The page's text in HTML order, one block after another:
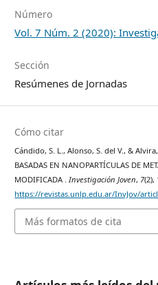
Número
Vol. 7 Núm. 2 (2020):
Sección
Resúmenes de Jornadas
Cómo citar
Cándido, S. L., Alonso, S. del V., &
BASADAS EN NANOPARTÍCULAS DE
MODIFICADA . Investigación Joven, 7(2),
https://revistas.unlp.edu.ar/InvJov/
Más formatos de cita